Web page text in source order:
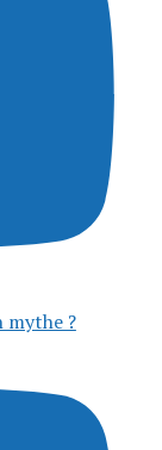
mythe ?